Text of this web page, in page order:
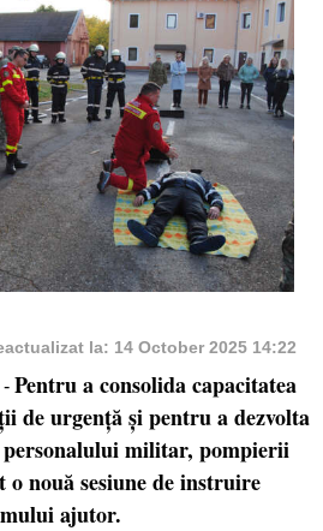
la: 14 October 2025 14:22
- Pentru a consolida capacitatea
de urgență și pentru a dezvolta
militar, pompierii
nouă sesiune de instruire
ajutor.